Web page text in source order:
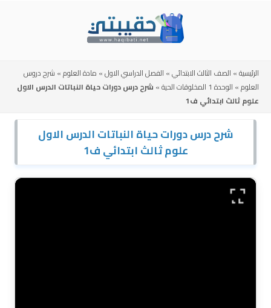
الرئيسية» الصف الثالث الابتدائي» الفصل الدراسي الاول» مادة العلوم» شرح دروس
العلوم» الوحدة 1 المخلوقات الحية » شرح درس دورات حياة النباتات الدرس الاول
علوم ثالث ابتدائي ف1
شرح درس دورات حياة النباتات الدرس الاول
علوم ثالث ابتدائي ف1